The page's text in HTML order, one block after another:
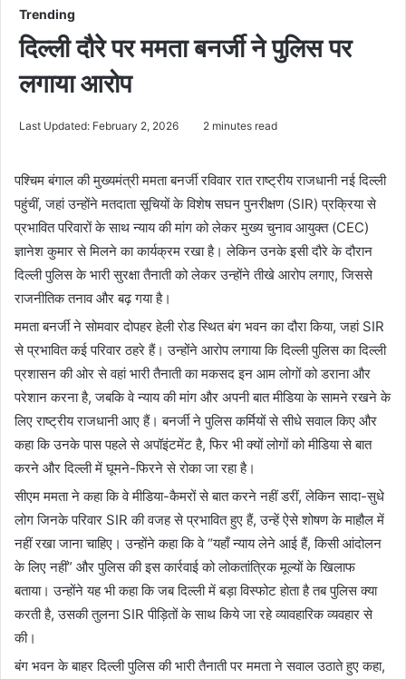
Trending
दिल्ली दौरे पर ममता बनर्जी ने पुलिस पर
लगाया आरोप
Last Updated: February 2, 2026 2 minutes read
पश्चिम बंगाल की मुख्यमंत्री ममता बनर्जी रविवार रात राष्ट्रीय राजधानी नई दिल्ली
पहुंचीं, जहां उन्होंने मतदाता सूचियों के विशेष सघन पुनरीक्षण (SIR) प्रक्रिया से
प्रभावित परिवारों के साथ न्याय की मांग को लेकर मुख्य चुनाव आयुक्त (CEC)
ज्ञानेश कुमार से मिलने का कार्यक्रम रखा है। लेकिन उनके इसी दौरे के दौरान
दिल्ली पुलिस के भारी सुरक्षा तैनाती को लेकर उन्होंने तीखे आरोप लगाए, जिससे
राजनीतिक तनाव और बढ़ गया है।
ममता बनर्जी ने सोमवार दोपहर हेली रोड स्थित बंग भवन का दौरा किया, जहां SIR
से प्रभावित कई परिवार ठहरे हैं। उन्होंने आरोप लगाया कि दिल्ली पुलिस का दिल्ली
प्रशासन की ओर से वहां भारी तैनाती का मकसद इन आम लोगों को डराना और
परेशान करना है, जबकि वे न्याय की मांग और अपनी बात मीडिया के सामने रखने के
लिए राष्ट्रीय राजधानी आए हैं। बनर्जी ने पुलिस कर्मियों से सीधे सवाल किए और
कहा कि उनके पास पहले से अपॉइंटमेंट है, फिर भी क्यों लोगों को मीडिया से बात
करने और दिल्ली में घूमने-फिरने से रोका जा रहा है।
सीएम ममता ने कहा कि वे मीडिया-कैमरों से बात करने नहीं डरीं, लेकिन सादा-सुधे
लोग जिनके परिवार SIR की वजह से प्रभावित हुए हैं, उन्हें ऐसे शोषण के माहौल में
नहीं रखा जाना चाहिए। उन्होंने कहा कि वे “यहाँ न्याय लेने आई हैं, किसी आंदोलन
के लिए नहीं” और पुलिस की इस कार्रवाई को लोकतांत्रिक मूल्यों के खिलाफ
बताया। उन्होंने यह भी कहा कि जब दिल्ली में बड़ा विस्फोट होता है तब पुलिस क्या
करती है, उसकी तुलना SIR पीड़ितों के साथ किये जा रहे व्यावहारिक व्यवहार से
की।
बंग भवन के बाहर दिल्ली पुलिस की भारी तैनाती पर ममता ने सवाल उठाते हुए कहा,